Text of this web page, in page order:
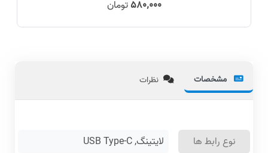
۵۸۰٬۰۰۰ تومان
مشخصات نظرات
نوع رابط ها
لایتینگ, USB Type-C